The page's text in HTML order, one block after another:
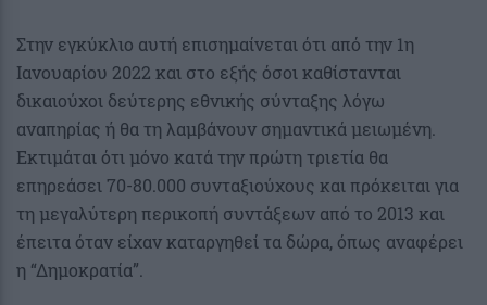
Στην εγκύκλιο αυτή επισημαίνεται ότι από την 1η
Ιανουαρίου 2022 και στο εξής όσοι καθίστανται
δικαιούχοι δεύτερης εθνικής σύνταξης λόγω
αναπηρίας ή θα τη λαμβάνουν σημαντικά μειωμένη.
Εκτιμάται ότι μόνο κατά την πρώτη τριετία θα
επηρεάσει 70-80.000 συνταξιούχους και πρόκειται για
τη μεγαλύτερη περικοπή συντάξεων από το 2013 και
έπειτα όταν είχαν καταργηθεί τα δώρα, όπως αναφέρει
η “Δημοκρατία”.